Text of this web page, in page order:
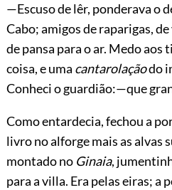
—Escuso de lêr, ponderava o
Cabo; amigos de raparigas,
de pansa para o ar. Medo
coisa, e uma cantarolaçãodo
Conheci o guardião:—que
Como entardecia, fechou a
livro no alforge mais as alvas
montado no Ginaia,
para a villa. Era pelas eiras; a